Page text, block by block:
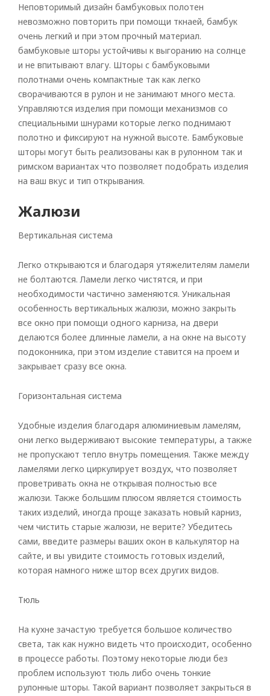
Неповторимый дизайн бамбуковых полотен
невозможно повторить при помощи ткнаей, бамбук
очень легкий и при этом прочный материал.
бамбуковые шторы устойчивы к выгоранию на солнце
и не впитывают влагу. Шторы с бамбуковыми
полотнами очень компактные так как легко
сворачиваются в рулон и не занимают много места.
Управляются изделия при помощи механизмов со
специальными шнурами которые легко поднимают
полотно и фиксируют на нужной высоте. Бамбуковые
шторы могут быть реализованы как в рулонном так и
римском вариантах что позволяет подобрать изделия
на ваш вкус и тип открывания.
Жалюзи
Вертикальная система
Легко открываются и благодаря утяжелителям ламели
не болтаются. Ламели легко чистятся, и при
необходимости частично заменяются. Уникальная
особенность вертикальных жалюзи, можно закрыть
все окно при помощи одного карниза, на двери
делаются более длинные ламели, а на окне на высоту
подоконника, при этом изделие ставится на проем и
закрывает сразу все окна.
Горизонтальная система
Удобные изделия благодаря алюминиевым ламелям,
они легко выдерживают высокие температуры, а также
не пропускают тепло внутрь помещения. Также между
ламелями легко циркулирует воздух, что позволяет
проветривать окна не открывая полностью все
жалюзи. Также большим плюсом является стоимость
таких изделий, иногда проще заказать новый карниз,
чем чистить старые жалюзи, не верите? Убедитесь
сами, введите размеры ваших окон в калькулятор на
сайте, и вы увидите стоимость готовых изделий,
которая намного ниже штор всех других видов.
Тюль
На кухне зачастую требуется большое количество
света, так как нужно видеть что происходит, особенно
в процессе работы. Поэтому некоторые люди без
проблем используют тюль либо очень тонкие
рулонные шторы. Такой вариант позволяет закрыться в